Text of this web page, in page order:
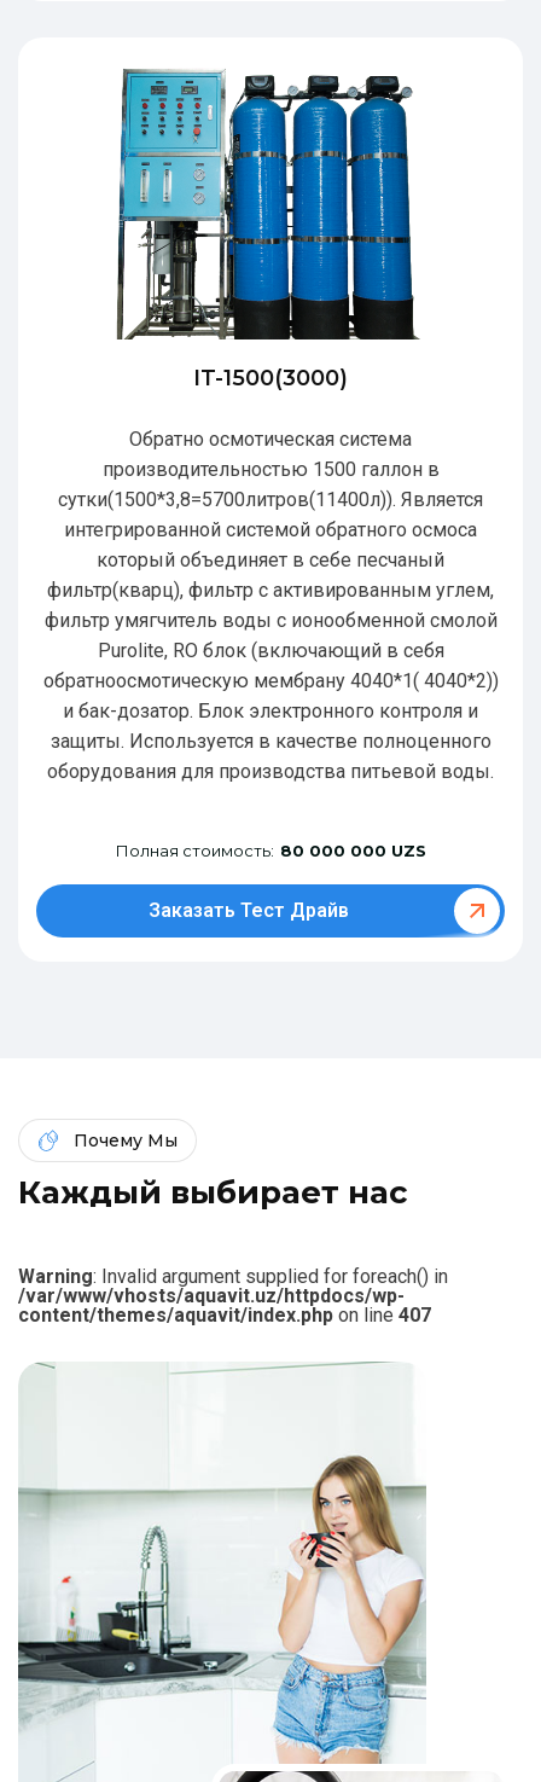
IT-1500(3000)
Обратно осмотическая система
производительностью 1500 галлон в
сутки(1500*3,8=5700литров(11400л)). Является
интегрированной системой обратного осмоса
который объединяет в себе песчаный
фильтр(кварц), фильтр с активированным углем,
фильтр умягчитель воды с ионообменной смолой
Purolite, RO блок (включающий в себя
обратноосмотическую мембрану 4040*1( 4040*2))
и бак-дозатор. Блок электронного контроля и
защиты. Используется в качестве полноценного
оборудования для производства питьевой воды.
Полная стоимость: 80 000 000 UZS
Заказать Тест Драйв
Почему Мы
Каждый выбирает нас
Warning: Invalid argument supplied for foreach() in
/var/www/vhosts/aquavit.uz/httpdocs/wp-
content/themes/aquavit/index.php on line 407